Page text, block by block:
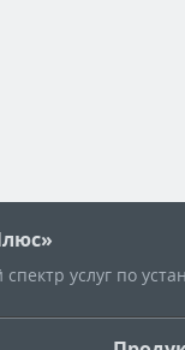
услуг по